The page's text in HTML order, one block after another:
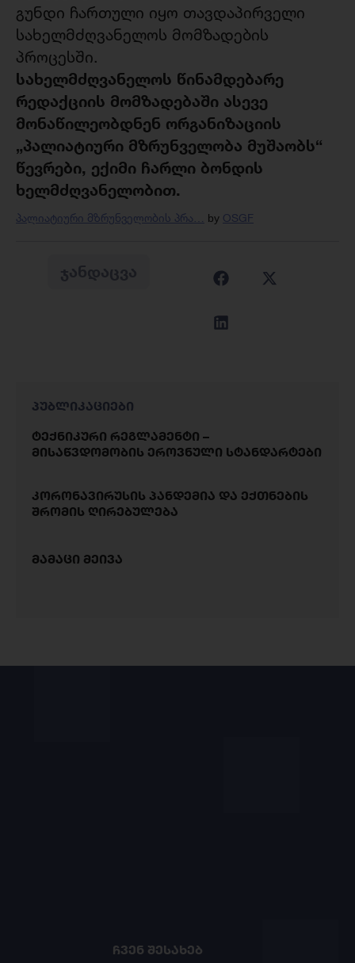
გუნდი ჩართული იყო თავდაპირველი
სახელმძღვანელოს მომზადების
პროცესში.
სახელმძღვანელოს წინამდებარე
რედაქციის მომზადებაში ასევე
მონაწილეობდნენ ორგანიზაციის
„პალიატიური მზრუნველობა მუშაობს“
წევრები, ექიმი ჩარლი ბონდის
ხელმძღვანელობით.
პალიატიური მზრუნველობის პრა… by OSGF
პუბლიკაციები
ტექნიკური რეგლამენტი –
მისაწვდომობის ეროვნული სტანდარტები
კორონავირუსის პანდემია და ექთნების
შრომის ღირებულება
მამაცი მეივა
ᲩᲕᲔᲜ ᲨᲔᲡᲐᲮᲔᲑ